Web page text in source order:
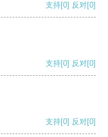
支持[0] 反对[0]
支持[0] 反对[0]
支持[0] 反对[0]